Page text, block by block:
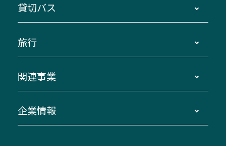
路線バスのご利用方法
三重交通接近情報バスロケーションシステム
ダイヤ改正情報
迂回・休止について
臨時バスについて
伊勢二見鳥羽周遊バスCANばす
「みえブルーライン」（三重大学病院直通バ
南紀・VISON～横浜・東京・埼玉
伊賀～名古屋
南紀～VISON～名古屋
湯の山温泉～名古屋
桑名・長島温泉・金城ふ頭駅～中部国際空港
（休止中）
貸切バス
貸切バスのご利用について
お問い合わせ
旅行
貸切バス団体旅行
美し国周遊ばす
関連事業
自家用自動車車両運行管理
企業情報